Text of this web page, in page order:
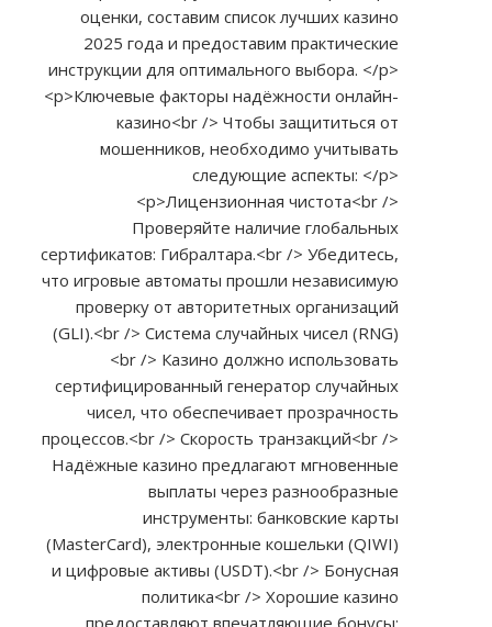
оценки, составим список лучших казино
2025 года и предоставим практические
инструкции для оптимального выбора. </p>
<p>Ключевые факторы надёжности онлайн-
казино<br /> Чтобы защититься от
мошенников, необходимо учитывать
следующие аспекты: </p>
<p>Лицензионная чистота<br />
Проверяйте наличие глобальных
сертификатов: Гибралтара.<br /> Убедитесь,
что игровые автоматы прошли независимую
проверку от авторитетных организаций
(GLI).<br /> Система случайных чисел (RNG)
<br /> Казино должно использовать
сертифицированный генератор случайных
чисел, что обеспечивает прозрачность
процессов.<br /> Скорость транзакций<br />
Надёжные казино предлагают мгновенные
выплаты через разнообразные
инструменты: банковские карты
(MasterCard), электронные кошельки (QIWI)
и цифровые активы (USDT).<br /> Бонусная
политика<br /> Хорошие казино
предоставляют впечатляющие бонусы: